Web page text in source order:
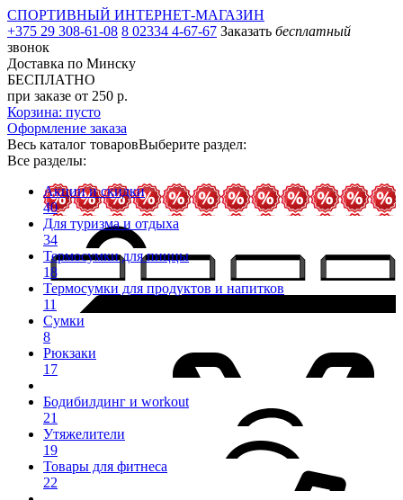
СПОРТИВНЫЙ ИНТЕРНЕТ-МАГАЗИН
+375 29 308-61-08 8 02334 4-67-67 Заказать бесплатный
звонок
Доставка по Минску
БЕСПЛАТНО
при заказе от 250 р.
Корзина: пусто
Оформление заказа
Весь каталог товаровВыберите раздел:
Все разделы:
Акции и скидки
40
Для туризма и отдыха
34
Термосумки для пиццы
18
Термосумки для продуктов и напитков
11
Сумки
8
Рюкзаки
17
Бодибилдинг и workout
21
Утяжелители
19
Товары для фитнеса
22